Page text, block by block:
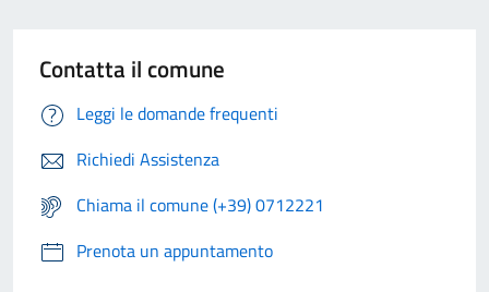
Contatta il comune
Leggi le domande frequenti
Richiedi Assistenza
Chiama il comune (+39) 0712221
Prenota un appuntamento